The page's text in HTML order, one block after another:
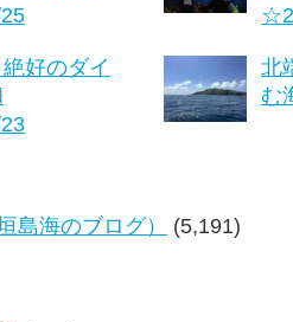
好のダイ
北
む
島海のブログ）
(5,191)